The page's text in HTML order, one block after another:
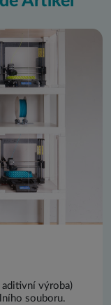
výroba)
souboru.